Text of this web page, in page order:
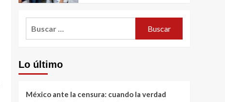
Lo último
México ante la censura: cuando la verdad